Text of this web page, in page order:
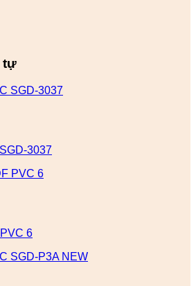
tự
3037
6